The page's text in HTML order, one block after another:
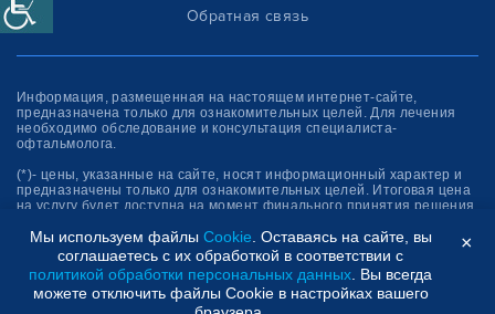
Обратная связь
Клиника “СФЕРА”
Информация, размещенная на настоящем интернет-сайте,
предназначена только для ознакомитель­ных целей. Для лечения
необходимо обследование и консультация специалиста-
офтальмолога.
(*)- цены, указанные на сайте, носят информационный характер и
предназначены только для ознакомительных целей. Итоговая цена
на услугу будет доступна на момент финального принятия решения
Мы используем файлы Cookie . Оставаясь на сайте, вы
соглашаетесь с их обработкой в соответствии с
политикой обработки персональных данных . Вы всегда
можете отключить файлы Cookie в настройках вашего
×